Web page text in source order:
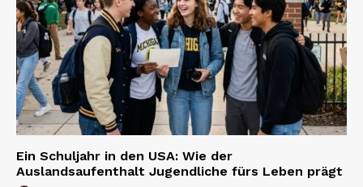
Ein Schuljahr in den USA: Wie der
Auslandsaufenthalt Jugendliche fürs Leben prägt